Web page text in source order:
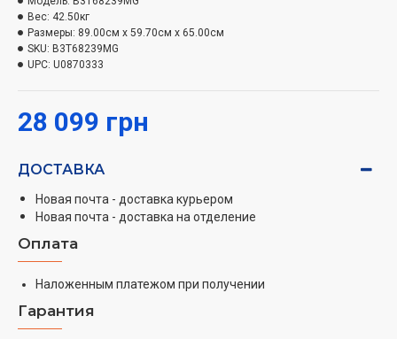
контролировать время и другие параметры процесса.
Таким образом, можно легко настроить сушку в
зависимости от типа белья и потребностей
устройству.
28 099 грн
Вес: 42.50кг
Размеры: 89.00см x 59.70см x 65.00см
SKU: B3T68239MG
UPC: U0870333
ДОСТАВКА
Новая почта - доставка курьером
Новая почта - доставка на отделение
Оплата
Наложенным платежом при получении
Гарантия